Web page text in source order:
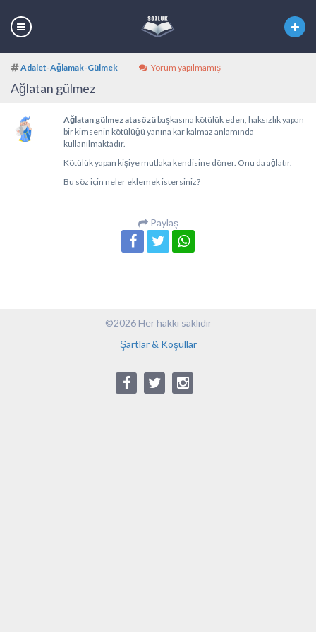
Adalet-Ağlamak-Gülmek Yorum yapılmamış
Ağlatan gülmez
Ağlatan gülmez atasözübaşkasına kötülük eden, haksızlık yapan
bir kimsenin kötülüğü yanına kar kalmaz anlamında
kullanılmaktadır.
Kötülük yapan kişiye mutlaka kendisine döner. Onu da ağlatır.
Bu söz için neler eklemek istersiniz?
Paylaş
©2026 Her hakkı saklıdır
Şartlar & Koşullar